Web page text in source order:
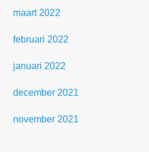
maart 2022
februari 2022
januari 2022
december 2021
november 2021